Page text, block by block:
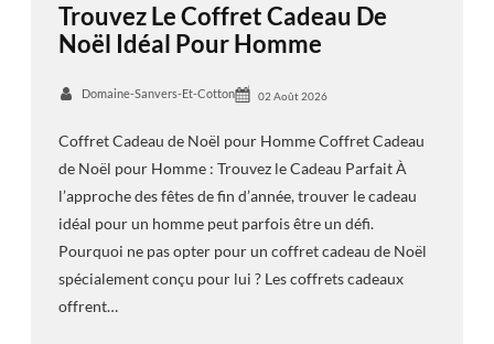
Trouvez Le Coffret Cadeau De
Noël Idéal Pour Homme
Domaine-Sanvers-Et-Cotton 02 Août 2026
Coffret Cadeau de Noël pour Homme Coffret Cadeau
de Noël pour Homme : Trouvez le Cadeau Parfait À
l’approche des fêtes de fin d’année, trouver le cadeau
idéal pour un homme peut parfois être un défi.
Pourquoi ne pas opter pour un coffret cadeau de Noël
spécialement conçu pour lui ? Les coffrets cadeaux
offrent…